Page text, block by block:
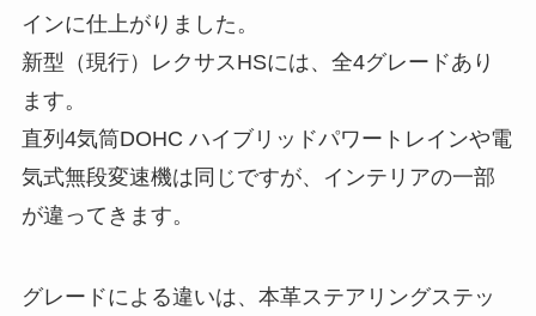
インに仕上がりました。
新型（現行）レクサスHSには、全4グレードあり
ます。
直列4気筒DOHC ハイブリッドパワートレインや電
気式無段変速機は同じですが、インテリアの一部
が違ってきます。
グレードによる違いは、本革ステアリングステッ